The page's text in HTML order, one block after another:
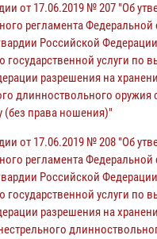
от 17.06.2019 № 207 "Об
регламента
Российской
государственной услуги по
разрешения на
длинноствольного
(без права ношения)"
от 17.06.2019 № 208 "Об
регламента
Российской
государственной услуги по
разрешения на